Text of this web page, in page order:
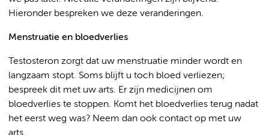
Hieronder bespreken we deze veranderingen.
Menstruatie en bloedverlies
Testosteron zorgt dat uw menstruatie minder wordt en
langzaam stopt. Soms blijft u toch bloed verliezen;
bespreek dit met uw arts. Er zijn medicijnen om
bloedverlies te stoppen. Komt het bloedverlies terug nadat
het eerst weg was? Neem dan ook contact op met uw